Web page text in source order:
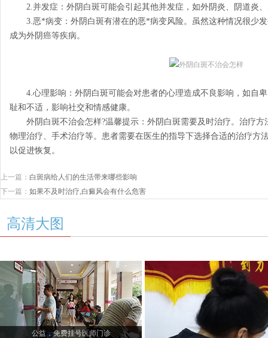
2.并发症：外阴白斑可能会引起其他并发症，如外阴炎、阴道炎、
3.恶*病变：外阴白斑有潜在的恶*病变风险。虽然这种情况很少发
成为外阴癌等疾病。
4.心理影响：外阴白斑可能会对患者的心理造成不良影响，如自卑
耻和不适，影响社交和情感健康。
外阴白斑不治会怎样?温馨提示：外阴白斑需要及时治疗。治疗方
物理治疗、手术治疗等。患者需要在医生的指导下选择合适的治疗方
以促进恢复。
上一篇： 白斑病给人们的生活带来哪些影响
下一篇： 如果不及时治疗,白癜风会有什么危害
高清大图
公益，免费挂号医师门诊